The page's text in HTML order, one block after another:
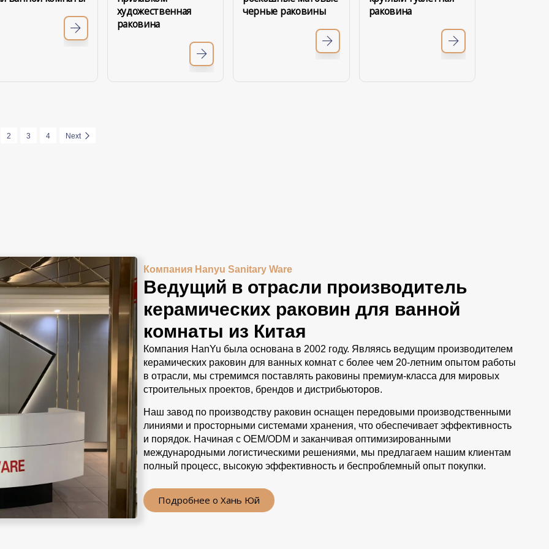
художественная
раковина
черные раковины
раковина
2 3 4 Next
Компания Hanyu Sanitary Ware
Ведущий в отрасли производитель
керамических раковин для ванной
комнаты из Китая
Компания HanYu была основана в 2002 году. Являясь ведущим производителем
керамических раковин для ванных комнат с более чем 20-летним опытом работы
в отрасли, мы стремимся поставлять раковины премиум-класса для мировых
строительных проектов, брендов и дистрибьюторов.
Наш завод по производству раковин оснащен передовыми производственными
линиями и просторными системами хранения, что обеспечивает эффективность
и порядок. Начиная с OEM/ODM и заканчивая оптимизированными
международными логистическими решениями, мы предлагаем нашим клиентам
полный процесс, высокую эффективность и беспроблемный опыт покупки.
Подробнее о Хань Юй